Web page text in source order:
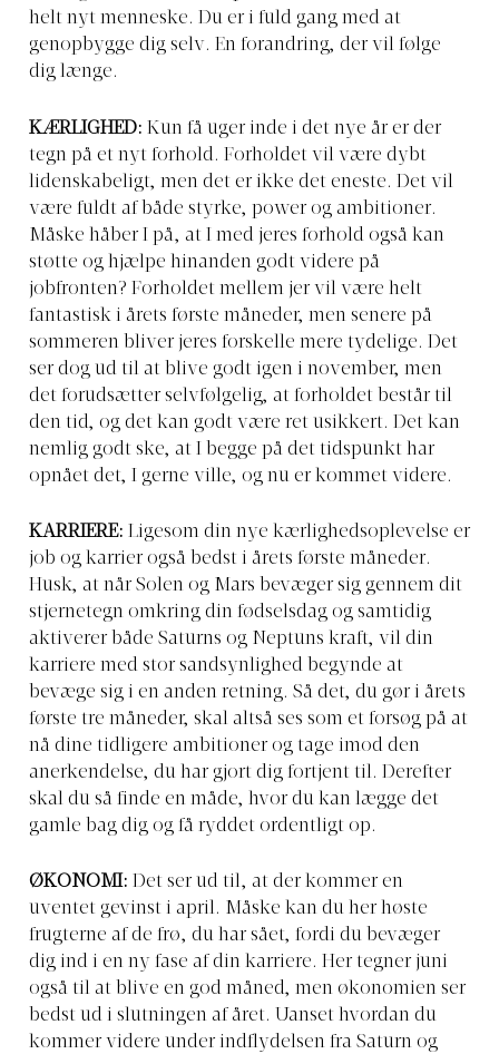
helt nyt menneske. Du er i fuld gang med at
genopbygge dig selv. En forandring, der vil følge
dig længe.
KÆRLIGHED: Kun få uger inde i det nye år er der
tegn på et nyt forhold. Forholdet vil være dybt
lidenskabeligt, men det er ikke det eneste. Det vil
være fuldt af både styrke, power og ambitioner.
Måske håber I på, at I med jeres forhold også kan
støtte og hjælpe hinanden godt videre på
jobfronten? Forholdet mellem jer vil være helt
fantastisk i årets første måneder, men senere på
sommeren bliver jeres forskelle mere tydelige. Det
ser dog ud til at blive godt igen i november, men
det forudsætter selvfølgelig, at forholdet består til
den tid, og det kan godt være ret usikkert. Det kan
nemlig godt ske, at I begge på det tidspunkt har
opnået det, I gerne ville, og nu er kommet videre.
KARRIERE: Ligesom din nye kærlighedsoplevelse er
job og karrier også bedst i årets første måneder.
Husk, at når Solen og Mars bevæger sig gennem dit
stjernetegn omkring din fødselsdag og samtidig
aktiverer både Saturns og Neptuns kraft, vil din
karriere med stor sandsynlighed begynde at
bevæge sig i en anden retning. Så det, du gør i årets
første tre måneder, skal altså ses som et forsøg på at
nå dine tidligere ambitioner og tage imod den
anerkendelse, du har gjort dig fortjent til. Derefter
skal du så finde en måde, hvor du kan lægge det
gamle bag dig og få ryddet ordentligt op.
ØKONOMI: Det ser ud til, at der kommer en
uventet gevinst i april. Måske kan du her høste
frugterne af de frø, du har sået, fordi du bevæger
dig ind i en ny fase af din karriere. Her tegner juni
også til at blive en god måned, men økonomien ser
bedst ud i slutningen af året. Uanset hvordan du
kommer videre under indflydelsen fra Saturn og